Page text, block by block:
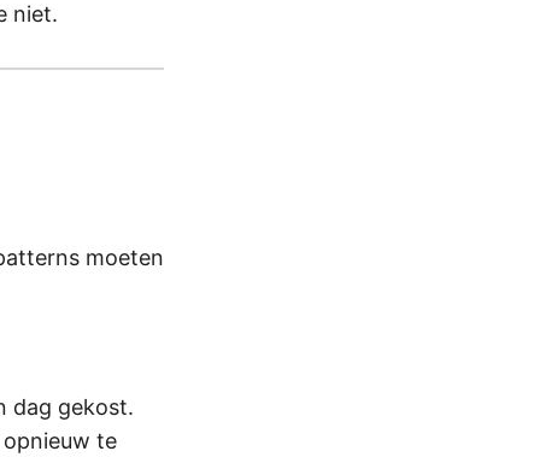
niet.
moeten
dag gekost.
te